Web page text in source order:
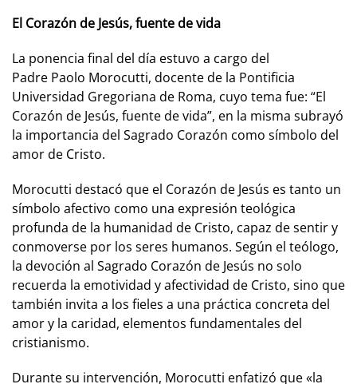
El Corazón de Jesús, fuente de vida
La ponencia final del día estuvo a cargo del
Padre Paolo Morocutti, docente de la Pontificia
Universidad Gregoriana de Roma, cuyo tema fue: “El
Corazón de Jesús, fuente de vida”, en la misma subrayó
la importancia del Sagrado Corazón como símbolo del
amor de Cristo.
Morocutti destacó que el Corazón de Jesús es tanto un
símbolo afectivo como una expresión teológica
profunda de la humanidad de Cristo, capaz de sentir y
conmoverse por los seres humanos. Según el teólogo,
la devoción al Sagrado Corazón de Jesús no solo
recuerda la emotividad y afectividad de Cristo, sino que
también invita a los fieles a una práctica concreta del
amor y la caridad, elementos fundamentales del
cristianismo.
Durante su intervención, Morocutti enfatizó que «la